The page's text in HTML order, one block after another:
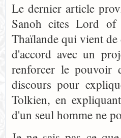
Le dernier article
Sanoh cites Lord
Thaïlande qui vient de
d'accord avec un
renforcer le pouvoir
discours pour
Tolkien, en
d'un seul homme ne